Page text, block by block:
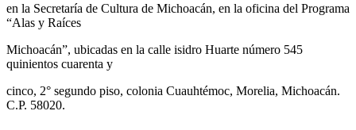
en la Secretaría de Cultura de Michoacán, en la oficina del Programa
“Alas y Raíces
Michoacán”, ubicadas en la calle isidro Huarte número 545
quinientos cuarenta y
cinco, 2° segundo piso, colonia Cuauhtémoc, Morelia, Michoacán.
C.P. 58020.